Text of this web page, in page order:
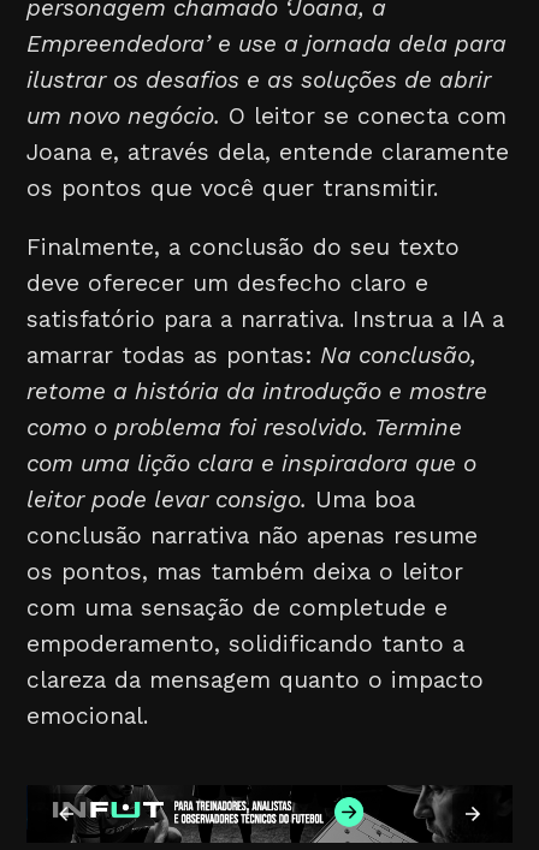
personagem chamado ‘Joana, a
Empreendedora’ e use a jornada dela para
ilustrar os desafios e as soluções de abrir
um novo negócio. O leitor se conecta com
Joana e, através dela, entende claramente
os pontos que você quer transmitir.
Finalmente, a conclusão do seu texto
deve oferecer um desfecho claro e
satisfatório para a narrativa. Instrua a IA a
amarrar todas as pontas: Na conclusão,
retome a história da introdução e mostre
como o problema foi resolvido. Termine
com uma lição clara e inspiradora que o
leitor pode levar consigo. Uma boa
conclusão narrativa não apenas resume
os pontos, mas também deixa o leitor
com uma sensação de completude e
empoderamento, solidificando tanto a
clareza da mensagem quanto o impacto
emocional.